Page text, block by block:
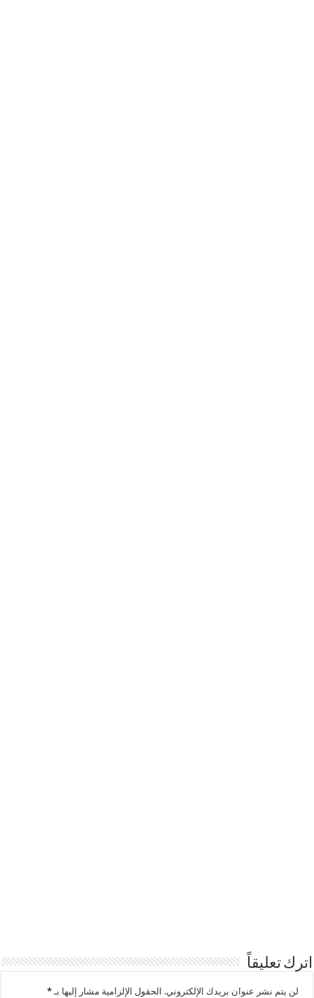
اترك تعليقاً
لن يتم نشر عنوان بريدك الإلكتروني. الحقول الإلزامية مشار إليها بـ*